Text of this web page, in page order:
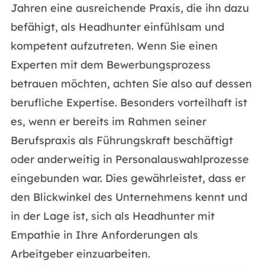
Jahren eine ausreichende Praxis, die ihn dazu
befähigt, als Headhunter einfühlsam und
kompetent aufzutreten. Wenn Sie einen
Experten mit dem Bewerbungsprozess
betrauen möchten, achten Sie also auf dessen
berufliche Expertise. Besonders vorteilhaft ist
es, wenn er bereits im Rahmen seiner
Berufspraxis als Führungskraft beschäftigt
oder anderweitig in Personalauswahlprozesse
eingebunden war. Dies gewährleistet, dass er
den Blickwinkel des Unternehmens kennt und
in der Lage ist, sich als Headhunter mit
Empathie in Ihre Anforderungen als
Arbeitgeber einzuarbeiten.